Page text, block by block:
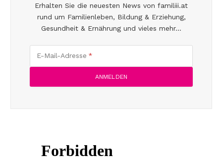
Erhalten Sie die neuesten News von familiii.at
rund um Familienleben, Bildung & Erziehung,
Gesundheit & Ernährung und vieles mehr...
E-Mail-Adresse